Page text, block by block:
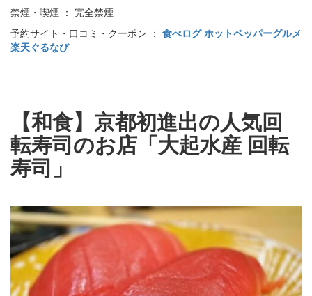
禁煙・喫煙 ： 完全禁煙
予約サイト・口コミ・クーポン ： 食べログホットペッパーグルメ
楽天ぐるなび
【和食】京都初進出の人気回
転寿司のお店「大起水産 回転
寿司」